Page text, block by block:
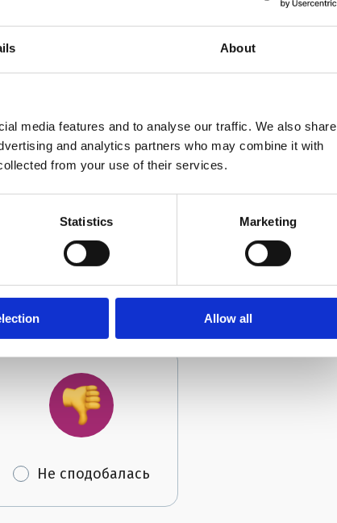
About
media features and to analyse our traffic. We also share
and analytics partners who may combine it with
from your use of their services.
Statistics Marketing
Allow all
Не сподобалась